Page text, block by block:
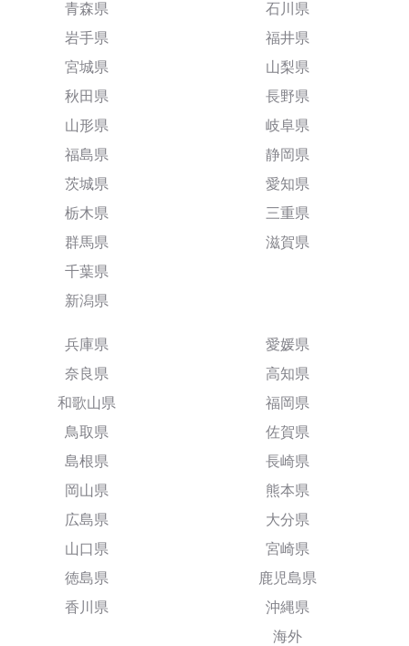
青森県
岩手県
宮城県
秋田県
山形県
福島県
茨城県
栃木県
群馬県
千葉県
新潟県
石川県
福井県
山梨県
長野県
岐阜県
静岡県
愛知県
三重県
滋賀県
兵庫県
奈良県
和歌山県
鳥取県
島根県
岡山県
広島県
山口県
徳島県
香川県
愛媛県
高知県
福岡県
佐賀県
長崎県
熊本県
大分県
宮崎県
鹿児島県
沖縄県
海外